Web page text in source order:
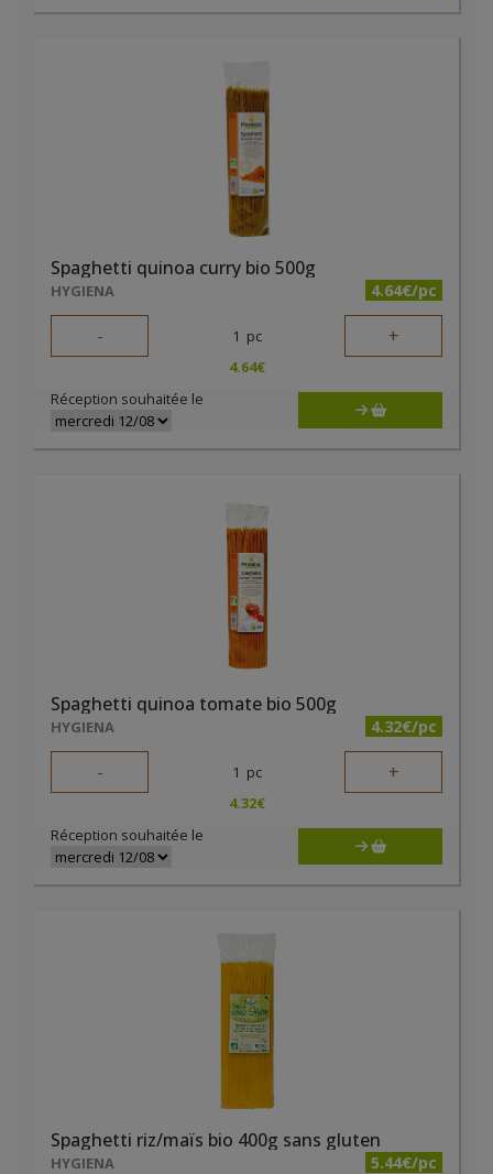
Spaghetti quinoa curry bio 500g
HYGIENA 4.64€/pc
- 1 pc +
4.64€
Réception souhaitée le
Spaghetti quinoa tomate bio 500g
HYGIENA 4.32€/pc
- 1 pc +
4.32€
Réception souhaitée le
Spaghetti riz/maïs bio 400g sans gluten
HYGIENA 5.44€/pc